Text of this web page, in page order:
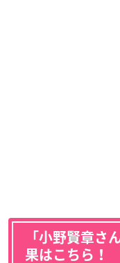
「小野賢章さ
果はこちら！